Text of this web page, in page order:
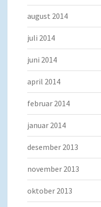
august 2014
juli 2014
juni 2014
april 2014
februar 2014
januar 2014
desember 2013
november 2013
oktober 2013